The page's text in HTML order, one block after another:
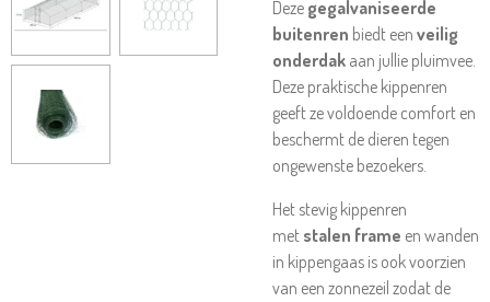
Deze gegalvaniseerde
buitenren biedt een veilig
onderdak aan jullie pluimvee.
Deze praktische kippenren
geeft ze voldoende comfort en
beschermt de dieren tegen
ongewenste bezoekers.
Het stevig kippenren
met stalen frame en wanden
in kippengaas is ook voorzien
van een zonnezeil zodat de